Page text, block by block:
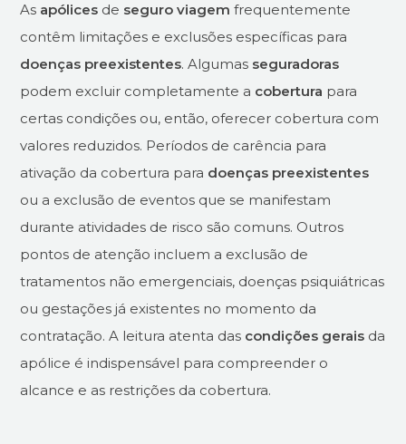
As apólices de seguro viagem frequentemente
contêm limitações e exclusões específicas para
doenças preexistentes. Algumas seguradoras
podem excluir completamente a cobertura para
certas condições ou, então, oferecer cobertura com
valores reduzidos. Períodos de carência para
ativação da cobertura para doenças preexistentes
ou a exclusão de eventos que se manifestam
durante atividades de risco são comuns. Outros
pontos de atenção incluem a exclusão de
tratamentos não emergenciais, doenças psiquiátricas
ou gestações já existentes no momento da
contratação. A leitura atenta das condições gerais da
apólice é indispensável para compreender o
alcance e as restrições da cobertura.